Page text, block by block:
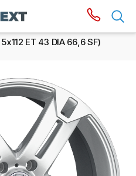
ET 43 DIA 66,6 SF)